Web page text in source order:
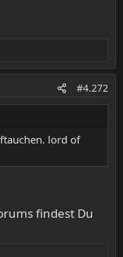
#4.272
lord of
findest Du